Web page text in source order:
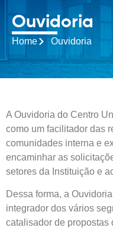
Ouvidoria
Home Ouvidoria
A Ouvidoria do Centro
como um facilitador das
comunidades interna e
encaminhar as
setores da Instituição e
Dessa forma, a
integrador dos vários
catalisador de propostas